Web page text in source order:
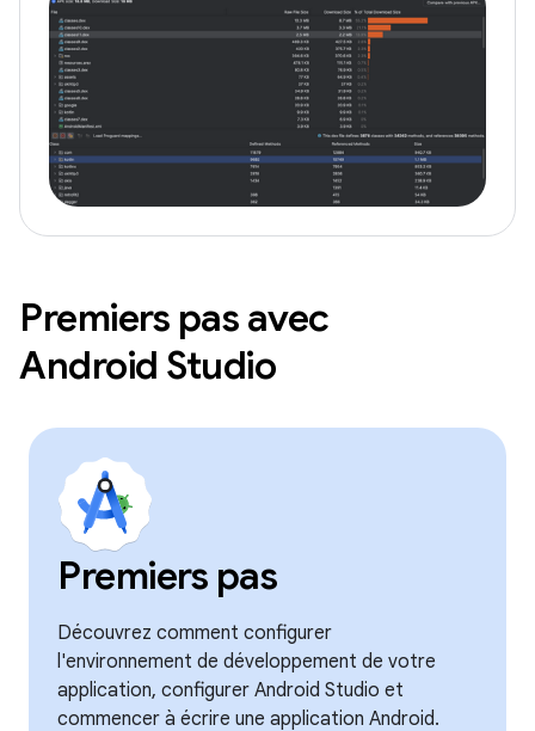
Premiers pas avec
Android Studio
Premiers pas
Découvrez comment configurer
l'environnement de développement de votre
application, configurer Android Studio et
commencer à écrire une application Android.